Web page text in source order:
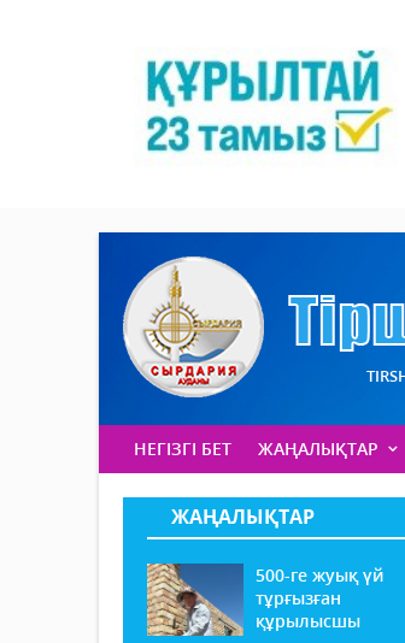
НЕГІЗГІ БЕТ ЖАҢАЛЫҚТАР
ЖАҢАЛЫҚТАР
500-ге жуық үй
тұрғызған
құрылысшы